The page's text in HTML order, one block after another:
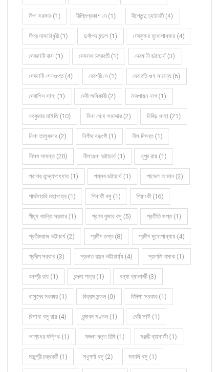
দীপা সরকার (1) দীপ্তিপ্রকাশ দে (1) দীপ্তেন্দু চ্যাটার্জী (4)
দীপ্র দাসচৌধুরী (1) দুর্গাপদ মন্ডল (1) দেবকুমার মুখোপাধ্যায় (4)
দেবজানী দাস (1) দেবনাথ চক্রবর্তী (1) দেবযানী ভট্টাচার্য (3)
দেবযানী সেনগুপ্ত (4) দেবশ্রী দে (1) দেবারতি গুহ সামন্ত (6)
দেবাশিস সাহা (1) দেবী অধিকারী (2) দ্বৈপায়ন নাগ (1)
নবকুমার মাইতি (10) নিনা ঘোষ সমাদ্দার (2) নিবিড় সাহা (21)
নিশা তালুকদার (2) নিশীথ ষড়ংগী (1) নীল দিগন্ত (1)
নীলম সামন্ত (20) নীলাঞ্জনা ভট্টাচার্য (1) নূপুর রায় (1)
পরাশর বন্দ্যোপাধ্যায় (1) পল্লব ভট্টাচার্য (1) পাভেল আমান (2)
পার্থসারথি মহাপাত্র (1) পিনাকী বসু (1) পিয়াংকী (16)
পীযূষ কান্তি সরকার (1) প্রণব কুমার বসু (5) প্রতীতি গুপ্ত (1)
প্রতীমরাজ ভট্টাচার্য (2) প্রদীপ গুপ্ত (8) প্রদীপ মুখোপাধ্যায় (4)
প্রদীপ সরকার (3) প্রভাত রঞ্জন ভট্টাচার্য্য (4) প্রাণজি বসাক (1)
বনশ্রী রায় (1) বন্দনা পাত্র (1) বন্যা ব্যানার্জী (3)
বাসুদেব সরকার (1) বিক্রম মন্ডল (0) বিদিশা সরকার (1)
বিশাখা বসু রায় (4) বৃন্দাবন মণ্ডল (1) বেবী সাউ (1)
ভাগ্যধর মল্লিক (1) মঙ্গলা দত্ত রিমি (1) মঞ্জরী ব্যানার্জী (1)
মঞ্জুশ্রী চক্রবর্তী (1) মধুপর্ণা বসু (2) মনালি বসু (1)